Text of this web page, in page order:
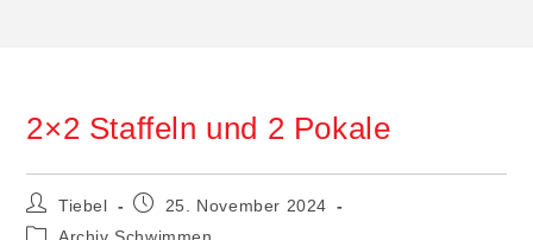
2×2 Staffeln und 2 Pokale
Beitrags-
Autor:
Tiebel
Beitrag25. November 2024
Beitrags-